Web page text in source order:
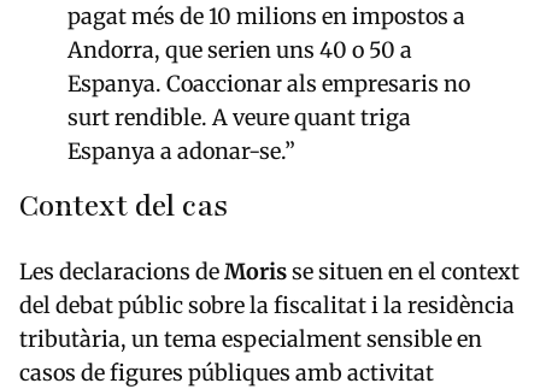
pagat més de 10 milions en impostos a
Andorra, que serien uns 40 o 50 a
Espanya. Coaccionar als empresaris no
surt rendible. A veure quant triga
Espanya a adonar-se.”
Context del cas
Les declaracions deMorisse situen en el context
del debat públic sobre la fiscalitat i la residència
tributària, un tema especialment sensible en
casos de figures públiques amb activitat